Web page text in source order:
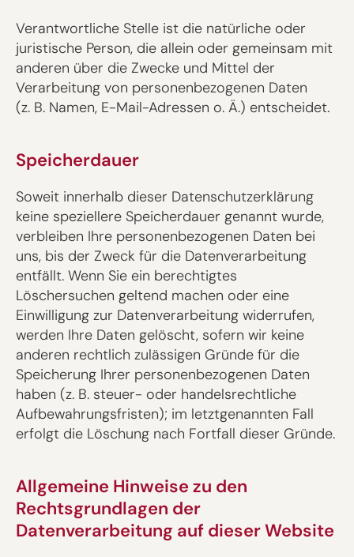
Verantwortliche Stelle ist die natürliche oder
juristische Person, die allein oder gemeinsam mit
anderen über die Zwecke und Mittel der
Verarbeitung von personenbezogenen Daten
(z. B. Namen, E-Mail-Adressen o. Ä.) entscheidet.
Speicherdauer
Soweit innerhalb dieser Datenschutzerklärung
keine speziellere Speicherdauer genannt wurde,
verbleiben Ihre personenbezogenen Daten bei
uns, bis der Zweck für die Datenverarbeitung
entfällt. Wenn Sie ein berechtigtes
Löschersuchen geltend machen oder eine
Einwilligung zur Datenverarbeitung widerrufen,
werden Ihre Daten gelöscht, sofern wir keine
anderen rechtlich zulässigen Gründe für die
Speicherung Ihrer personenbezogenen Daten
haben (z. B. steuer- oder handelsrechtliche
Aufbewahrungsfristen); im letztgenannten Fall
erfolgt die Löschung nach Fortfall dieser Gründe.
Allgemeine Hinweise zu den
Rechtsgrundlagen der
Datenverarbeitung auf dieser Website